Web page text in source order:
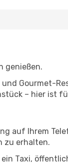
genießen.
und Gourmet-
– hier ist
auf Ihrem
zu erhalten.
Taxi,